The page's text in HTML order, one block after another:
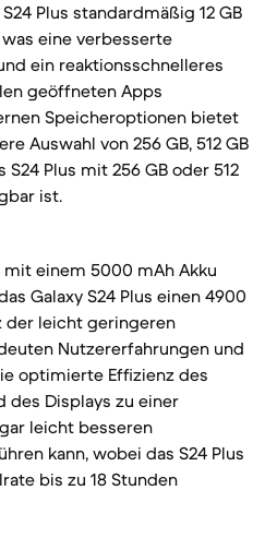
Plus standardmäßig 12 GB
eine verbesserte
ein reaktionsschnelleres
geöffneten Apps
Speicheroptionen bietet
Auswahl von 256 GB, 512 GB
S24 Plus mit 256 GB oder 512
ist.
mit einem 5000 mAh Akku
Galaxy S24 Plus einen 4900
der leicht geringeren
Nutzererfahrungen und
optimierte Effizienz des
des Displays zu einer
leicht besseren
kann, wobei das S24 Plus
bis zu 18 Stunden